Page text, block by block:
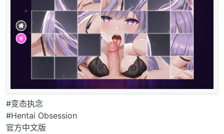
#变态执念
#Hentai Obsession
官方中文版